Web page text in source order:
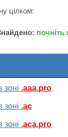
цілком:
.aaa.pro
.ac
.aca.pro